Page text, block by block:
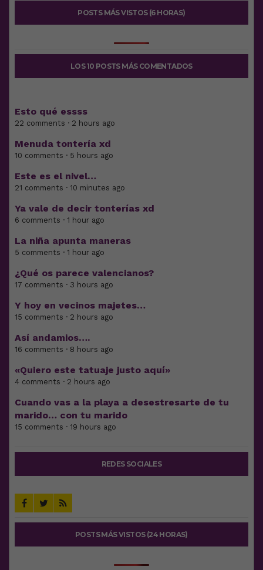
POSTS MÁS VISTOS (6 HORAS)
LOS 10 POSTS MÁS COMENTADOS
Esto qué essss
22 comments · 2 hours ago
Menuda tontería xd
10 comments · 5 hours ago
Este es el nivel…
21 comments · 10 minutes ago
Ya vale de decir tonterías xd
6 comments · 1 hour ago
La niña apunta maneras
5 comments · 1 hour ago
¿Qué os parece valencianos?
17 comments · 3 hours ago
Y hoy en vecinos majetes…
15 comments · 2 hours ago
Así andamios….
16 comments · 8 hours ago
«Quiero este tatuaje justo aquí»
4 comments · 2 hours ago
Cuando vas a la playa a desestresarte de tu
marido… con tu marido
15 comments · 19 hours ago
REDES SOCIALES
POSTS MÁS VISTOS (24 HORAS)